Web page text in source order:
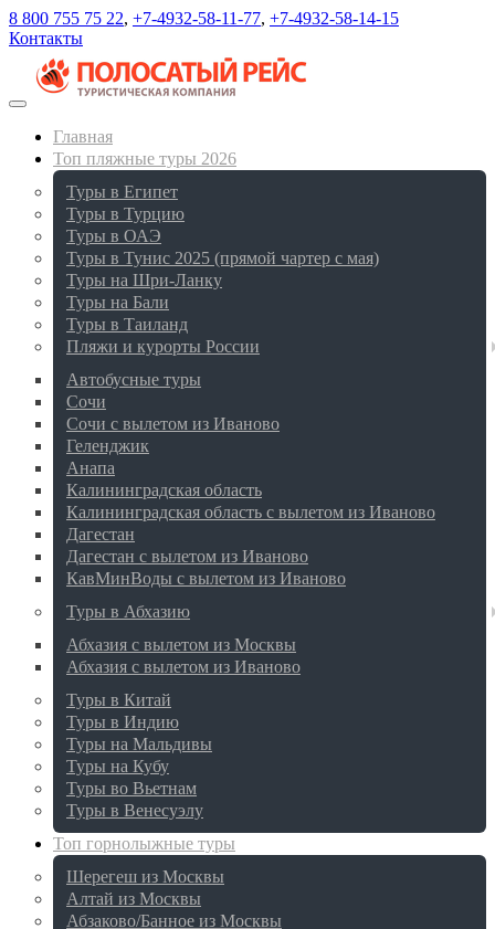
8 800 755 75 22, +7-4932-58-11-77, +7-4932-58-14-15
Контакты
Главная
Топ пляжные туры 2026
Туры в Египет
Туры в Турцию
Туры в ОАЭ
Туры в Тунис 2025 (прямой чартер с мая)
Туры на Шри-Ланку
Туры на Бали
Туры в Таиланд
Пляжи и курорты России
Автобусные туры
Сочи
Сочи с вылетом из Иваново
Геленджик
Анапа
Калининградская область
Калининградская область с вылетом из Иваново
Дагестан
Дагестан с вылетом из Иваново
КавМинВоды с вылетом из Иваново
Туры в Абхазию
Абхазия с вылетом из Москвы
Абхазия с вылетом из Иваново
Туры в Китай
Туры в Индию
Туры на Мальдивы
Туры на Кубу
Туры во Вьетнам
Туры в Венесуэлу
Топ горнолыжные туры
Шерегеш из Москвы
Алтай из Москвы
Абзаково/Банное из Москвы